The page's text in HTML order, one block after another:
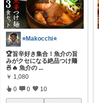
⭐️Makocchi⭐️
🏆旨辛好き集合！魚介の旨
みがクセになる絶品つけ麺
🍜🔥 魚介の ...
￥ 1,080
0 0 10